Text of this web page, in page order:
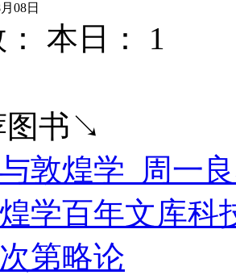
08日
本日： 1
图书↘
敦煌学_周一
学百年文库科
第略论